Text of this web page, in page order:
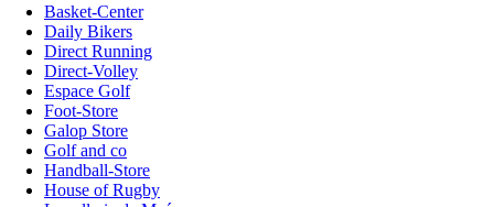
Basket-Center
Daily Bikers
Direct Running
Direct-Volley
Espace Golf
Foot-Store
Galop Store
Golf and co
Handball-Store
House of Rugby